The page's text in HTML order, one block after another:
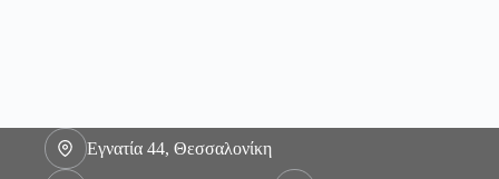
Εγνατία 44, Θεσσαλονίκη